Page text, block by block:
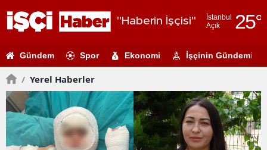
"Haberin İşçisi"
İstanbul
Açık
25°
Adıyaman
Ağrı
Amasya
Gündem Spor Ekonomi İşçinin Gündemi
/ Yerel Haberler